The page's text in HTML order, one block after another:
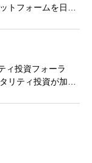
トフォームを日本
ィ投資フォーラ
リティ投資が加速